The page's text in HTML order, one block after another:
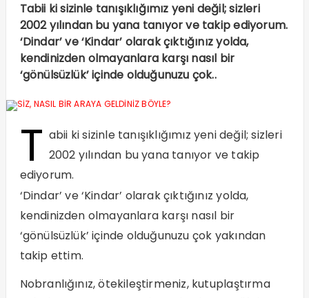
Tabii ki sizinle tanışıklığımız yeni değil; sizleri
2002 yılından bu yana tanıyor ve takip ediyorum.
‘Dindar’ ve ‘Kindar’ olarak çıktığınız yolda,
kendinizden olmayanlara karşı nasıl bir
‘gönülsüzlük’ içinde olduğunuzu çok..
T abii ki sizinle tanışıklığımız yeni değil; sizleri
2002 yılından bu yana tanıyor ve takip
ediyorum.
‘Dindar’ ve ‘Kindar’ olarak çıktığınız yolda,
kendinizden olmayanlara karşı nasıl bir
‘gönülsüzlük’ içinde olduğunuzu çok yakından
takip ettim.
Nobranlığınız, ötekileştirmeniz, kutuplaştırma